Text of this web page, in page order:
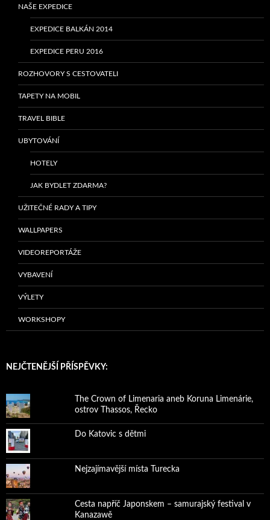
NAŠE EXPEDICE
EXPEDICE BALKÁN 2014
EXPEDICE PERU 2016
ROZHOVORY S CESTOVATELI
TAPETY NA MOBIL
TRAVEL BIBLE
UBYTOVÁNÍ
HOTELY
JAK BYDLET ZDARMA?
UŽITEČNÉ RADY A TIPY
WALLPAPERS
VIDEOREPORTÁŽE
VYBAVENÍ
VÝLETY
WORKSHOPY
NEJČTENĚJŠÍ PŘÍSPĚVKY:
The Crown of Limenaria aneb Koruna Limenárie,
ostrov Thassos, Řecko
Do Katovic s dětmi
Nejzajímavější místa Turecka
Cesta napříč Japonskem – samurajský festival v
Kanazawě